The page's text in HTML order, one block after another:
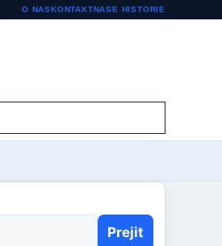
O NASKONTAKTNASE HISTORIE
Prejit